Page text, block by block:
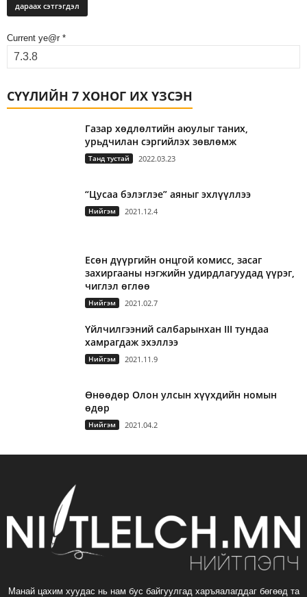
Current ye@r *
СҮҮЛИЙН 7 ХОНОГ ИХ ҮЗСЭН
Газар хөдлөлтийн аюулыг таних,
урьдчилан сэргийлэх зөвлөмж
Танд тустай 2022.03.23
“Цусаа бэлэглэе” аяныг эхлүүллээ
Нийгэм 2021.12.4
Есөн дүүргийн онцгой комисс, засаг
захиргааны нэгжийн удирдлагуудад үүрэг,
чиглэл өглөө
Нийгэм 2021.02.7
Үйлчилгээний салбарынхан III тундаа
хамрагдаж эхэллээ
Нийгэм 2021.11.9
Өнөөдөр Олон улсын хүүхдийн номын
өдөр
Нийгэм 2021.04.2
Манай цахим хуудас нь нам бус байгуулгад харъяалагддаг бөгөөд та